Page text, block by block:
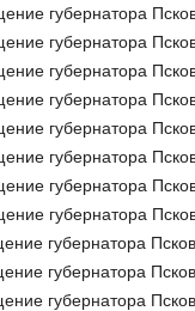
губернатора
губернатора
губернатора
губернатора
губернатора
губернатора
губернатора
губернатора
губернатора
губернатора
губернатора